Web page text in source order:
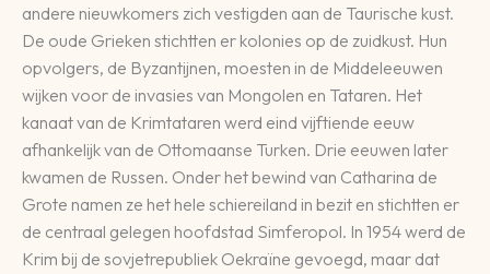
andere nieuwkomers zich vestigden aan de Taurische kust.
De oude Grieken stichtten er kolonies op de zuidkust. Hun
opvolgers, de Byzantijnen, moesten in de Middeleeuwen
wijken voor de invasies van Mongolen en Tataren. Het
kanaat van de Krimtataren werd eind vijftiende eeuw
afhankelijk van de Ottomaanse Turken. Drie eeuwen later
kwamen de Russen. Onder het bewind van Catharina de
Grote namen ze het hele schiereiland in bezit en stichtten er
de centraal gelegen hoofdstad Simferopol. In 1954 werd de
Krim bij de sovjetrepubliek Oekraïne gevoegd, maar dat